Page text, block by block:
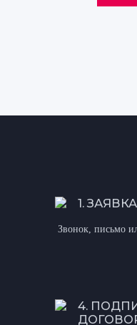
1. ЗАЯВКА
Звонок, письмо
4.